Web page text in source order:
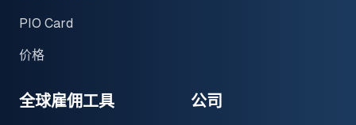
PIO Card
价格
全球雇佣工具 公司